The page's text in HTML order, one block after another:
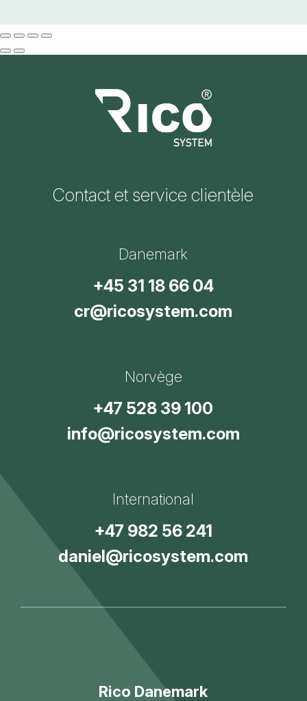
Contact et service clientèle
Danemark
+45 31 18 66 04
cr@ricosystem.com
Norvège
+47 528 39 100
info@ricosystem.com
International
+47 982 56 241
daniel@ricosystem.com
Rico Danemark